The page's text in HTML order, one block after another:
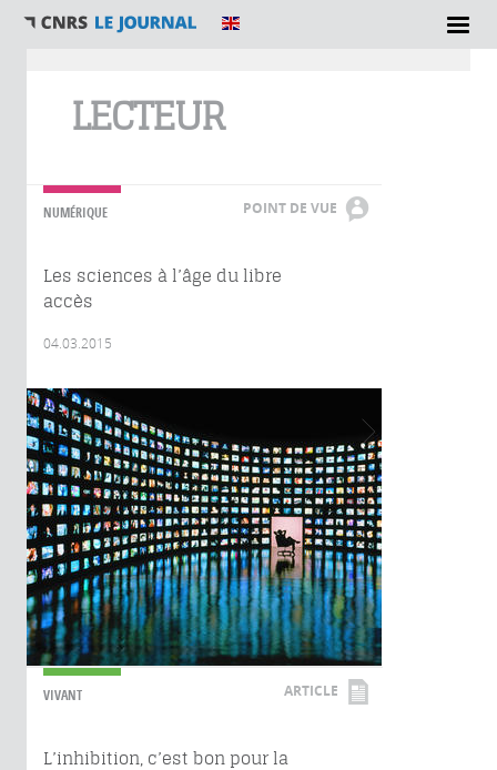
LECTEUR
NUMÉRIQUE POINT DE VUE
Les sciences à l’âge du libre
accès
04.03.2015
VIVANT ARTICLE
L’inhibition, c’est bon pour la